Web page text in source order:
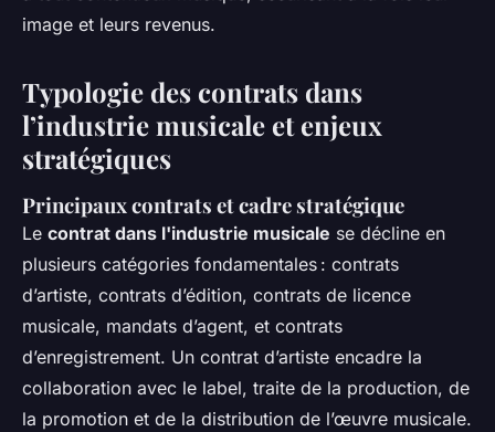
image et leurs revenus.
Typologie des contrats dans
l’industrie musicale et enjeux
stratégiques
Principaux contrats et cadre stratégique
Le contrat dans l'industrie musicale se décline en
plusieurs catégories fondamentales : contrats
d’artiste, contrats d’édition, contrats de licence
musicale, mandats d’agent, et contrats
d’enregistrement. Un contrat d’artiste encadre la
collaboration avec le label, traite de la production, de
la promotion et de la distribution de l’œuvre musicale.